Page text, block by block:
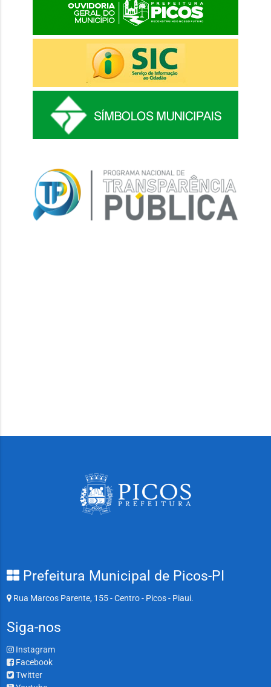
Prefeitura Municipal de Picos-PI
Rua Marcos Parente, 155 - Centro - Picos - Piaui.
Siga-nos
Instagram
Facebook
Twitter